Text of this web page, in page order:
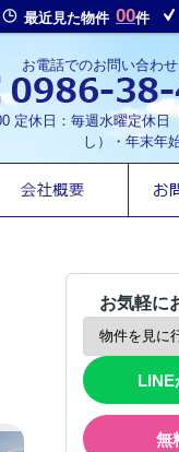
最近見た物件 00件
お電話でのお問い合わ
定休日：毎週水曜定休日
し）・年末年
お気軽に
LINE
無